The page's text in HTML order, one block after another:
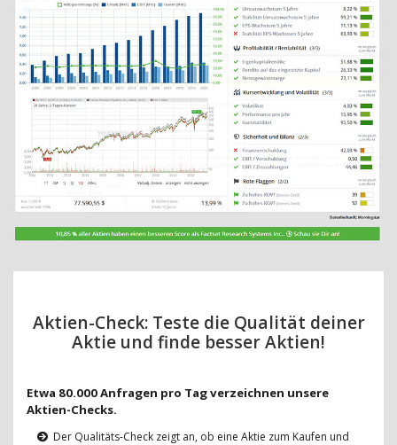
Aktien-Check: Teste die Qualität deiner
Aktie und finde besser Aktien!
Etwa 80.000 Anfragen pro Tag verzeichnen unsere
Aktien-Checks.
Der Qualitäts-Check zeigt an, ob eine Aktie zum Kaufen und